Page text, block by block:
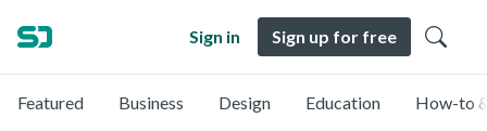
Sign in Sign up for free
Featured Business Design Education How-to